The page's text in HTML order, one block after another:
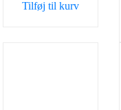
35,00 kr..
Tilføj til kurv